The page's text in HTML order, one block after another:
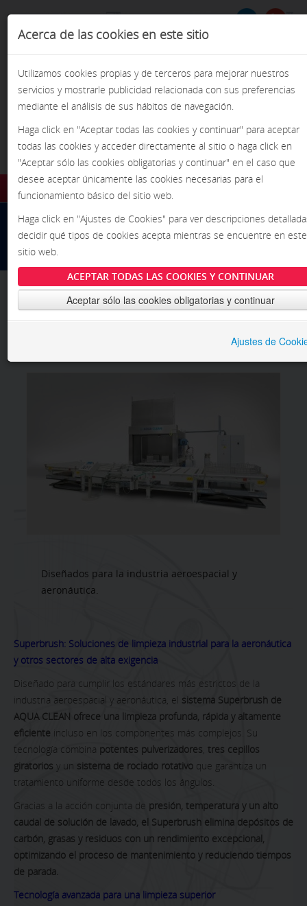
Acerca de las cookies en este sitio
Utilizamos cookies propias y de terceros para mejorar nuestros
servicios y mostrarle publicidad relacionada con sus preferencias
mediante el análisis de sus hábitos de navegación.
Haga click en "Aceptar todas las cookies y continuar" para aceptar
todas las cookies y acceder directamente al sitio o haga click en
"Aceptar sólo las cookies obligatorias y continuar" en el caso que
desee aceptar únicamente las cookies necesarias para el
funcionamiento básico del sitio web.
Haga click en "Ajustes de Cookies" para ver descripciones
decidir qué tipos de cookies acepta mientras se encuentre en este
sitio web.
ACEPTAR TODAS LAS COOKIES Y CONTINUAR
Aceptar sólo las cookies obligatorias y continuar
Ajustes de
búsqueda
¡Pasión por la precisión!
INFORMACIÓN
NOTICIAS
EVENTOS
BRUÑIDO
Inicio / / Lavado / Lavadoras de Cabina
Sistemas de Lavado Especiales
SUPERBRUSH
Diseñados para la industria aeroespacial y
aeronáutica.
Superbrush: Soluciones de limpieza industrial para la aeronáutica
y otros sectores de alta exigencia
Diseñado para cumplir los estándares más estrictos de la
industria aeroespacial y aeronáutica, el sistema Superbrush de
AQUA CLEAN ofrece una limpieza profunda, rápida y altamente
eficiente incluso en los componentes más complejos. Su
tecnología combina potentes pulverizadores, tres cepillos
giratorios y un sistema de rociado rotativo que garantiza un
tratamiento uniforme desde todos los ángulos.
Gracias a la acción conjunta de presión, temperatura y un alto
caudal de solución de lavado, el Superbrush elimina depósitos de
carbón, grasas y residuos con un rendimiento excepcional,
optimizando el proceso de mantenimiento y reduciendo tiempos
de parada.
Tecnología avanzada para una limpieza superior